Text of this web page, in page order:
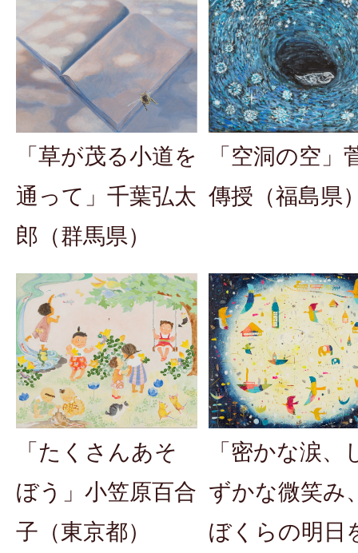
「草が茂る小道を
通って」千葉弘太
郎（群馬県）
「空洞の空」
傳授（福島県
「たくさんあそ
ぼう」小笠原百合
子（東京都）
「密かな涙、
ずかな微笑み
ぼくらの明日